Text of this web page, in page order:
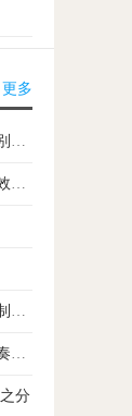
更多
永劫无间雪莲和沙叻特点全解析，效果区别与获取方式详解
永劫无间雪莲作用大全，免疫控制、增伤效果详解
永劫无间雪莲全攻略，刷新位置、效果机制与实战运用
横扫千军赵云流打法，前期发育、中期节奏、后期收割
分